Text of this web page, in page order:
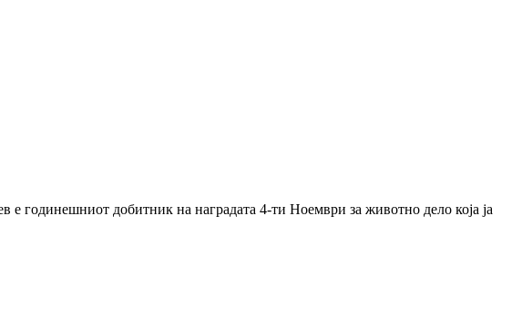
годинешниот добитник на наградата 4-ти Ноември за животно дело која ја